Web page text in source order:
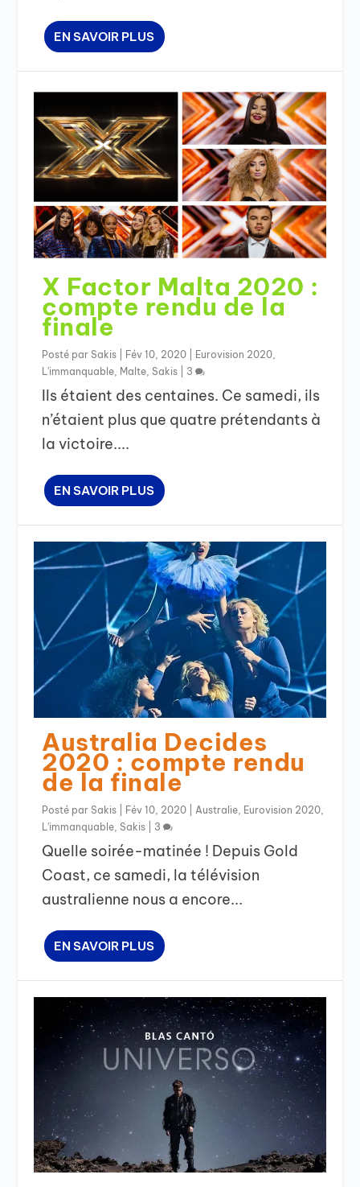
EN SAVOIR PLUS
X Factor Malta 2020 :
compte rendu de la
finale
Posté parSakis Fév 10, 2020 Eurovision 2020,
L'immanquable, Malte,Sakis 3
Ils étaient des centaines. Ce samedi, ils
n’étaient plus que quatre prétendants à
la victoire....
EN SAVOIR PLUS
Australia Decides
2020 : compte rendu
de la finale
Posté parSakis Fév 10, 2020 |Australie, Eurovision 2020,
L'immanquable,Sakis 3
Quelle soirée-matinée ! Depuis Gold
Coast, ce samedi, la télévision
australienne nous a encore...
EN SAVOIR PLUS